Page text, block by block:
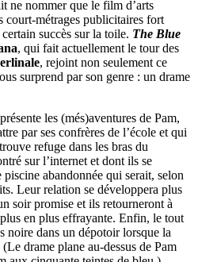
ne nommer que le film d’arts
court-métrages publicitaires fort
succès sur la toile. The Blue
, qui fait actuellement le tour des
, rejoint non seulement ce
surprend par son genre : un drame
les (més)aventures de Pam,
par ses confrères de l’école et qui
refuge dans les bras du
sur l’internet et dont ils se
abandonnée qui serait, selon
Leur relation se développera plus
soir promise et ils retourneront à
en plus effrayante. Enfin, le tout
noire dans un dépotoir lorsque la
drame plane au-dessus de Pam